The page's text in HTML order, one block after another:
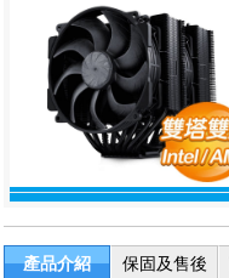
產品介紹
保固及售後